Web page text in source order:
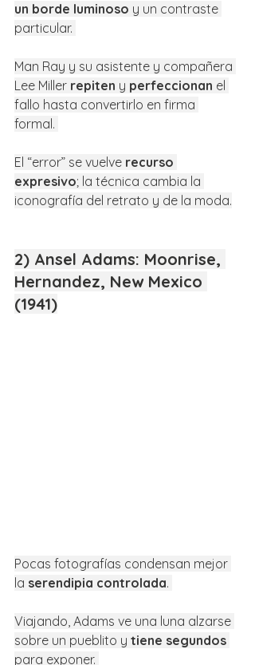
un borde luminoso y un contraste
particular.
Man Ray y su asistente y compañera
Lee Miller repiten y perfeccionan el
fallo hasta convertirlo en firma
formal.
El “error” se vuelve recurso
expresivo; la técnica cambia la
iconografía del retrato y de la moda.
2) Ansel Adams: Moonrise,
Hernandez, New Mexico
(1941)
Pocas fotografías condensan mejor
la serendipia controlada.
Viajando, Adams ve una luna alzarse
sobre un pueblito y tiene segundos
para exponer.